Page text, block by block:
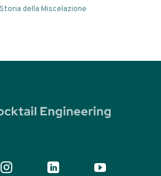
Storia della Miscelazione